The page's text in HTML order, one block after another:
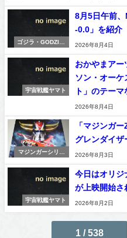
ゴジラ・GODZILL
8月5日午前
-0.0」を紹介
2026年8月4日
宇宙戦艦ヤマト
おかやまアー
ソン・オーケ
ト」のテー
2026年8月4日
マジンガーシリー
「マジンガ
グレンダイザ
2026年8月3日
宇宙戦艦ヤマト
今日はオリジ
が上映開始さ
2026年8月2日
1 / 538